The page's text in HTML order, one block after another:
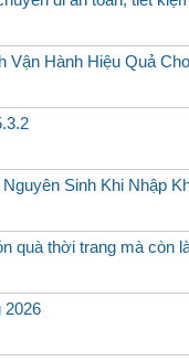
Vận Hành Hiệu Quả
Sinh Khi Nhập
quà thời trang mà
2026